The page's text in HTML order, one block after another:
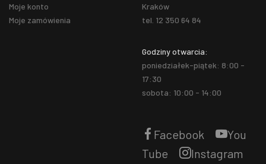
Moje konto
Moje zamówienia
Kraków
tel. 12 350 64 84
Godziny otwarcia:
poniedziałek-piątek: 8:00 -
17:30
sobota: 10:00 - 14:00
Facebook
You
Tube
Instagram